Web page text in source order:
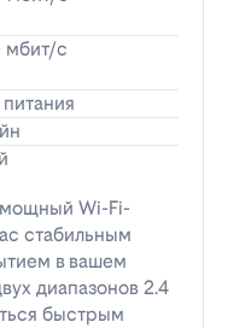
мбит/с
мощный Wi-Fi-
стабильным
в вашем
диапазонов 2.4
быстрым